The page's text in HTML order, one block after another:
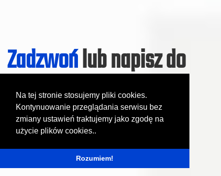
Na tej stronie stosujemy pliki cookies.
Kontynuowanie przeglądania serwisu bez
zmiany ustawień traktujemy jako zgodę na
użycie plików cookies..
Rozumiem!
Zadzwońlub napisz do
nas
Wszelkie zapytania , prosimy kierować
w godzinach 8.00 - 16.00.